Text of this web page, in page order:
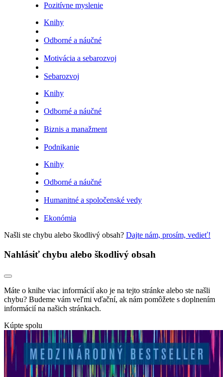
Pozitívne myslenie
Knihy
Odborné a náučné
Motivácia a sebarozvoj
Sebarozvoj
Knihy
Odborné a náučné
Biznis a manažment
Podnikanie
Knihy
Odborné a náučné
Humanitné a spoločenské vedy
Ekonómia
Našli ste chybu alebo škodlivý obsah? Dajte nám, prosím, vedieť!
Nahlásiť chybu alebo škodlivý obsah
Máte o knihe viac informácií ako je na tejto stránke alebo ste našli
chybu? Budeme vám veľmi vďační, ak nám pomôžete s doplnením
informácií na našich stránkach.
Kúpte spolu